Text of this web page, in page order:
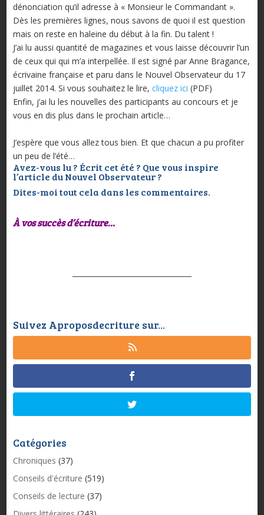
dénonciation qu’il adresse à « Monsieur le Commandant ».
Dès les premières lignes, nous savons de quoi il est question
mais on reste en haleine du début à la fin. Du talent !
J’ai lu aussi quantité de magazines et vous laisse découvrir l’un
de ceux qui qui m’a interpellée. Il est signé par Anne Bragance,
écrivaine française et paru dans le Nouvel Observateur du 17
juillet 2014. Si vous souhaitez le lire, cliquez ici (PDF)
Enfin, j’ai lu les nouvelles des participants au concours et je
vous en dis plus dans le prochain article…
J’espère que vous allez tous bien. Et que chacun a pu profiter
un peu de l’été…
Avez-vous lu ? Écrit cet été ? Que vous inspire
l’article du Nouvel Observateur ?
Dites-moi tout cela dans les commentaires.
À vos succès d’écriture…
Suivez Aproposdecriture sur...
Catégories
Chroniques (37)
Conseils d'écriture (519)
Conseils de lecture (37)